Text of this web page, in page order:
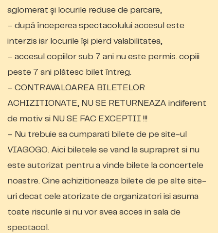
aglomerat și locurile reduse de parcare,
– după începerea spectacolului accesul este
interzis iar locurile își pierd valabilitatea,
– accesul copiilor sub 7 ani nu este permis. copiii
peste 7 ani plătesc bilet întreg.
– CONTRAVALOAREA BILETELOR
ACHIZITIONATE, NU SE RETURNEAZA indiferent
de motiv si NU SE FAC EXCEPTII !!!
– Nu trebuie sa cumparati bilete de pe site-ul
VIAGOGO. Aici biletele se vand la suprapret si nu
este autorizat pentru a vinde bilete la concertele
noastre. Cine achizitioneaza bilete de pe alte site-
uri decat cele atorizate de organizatori isi asuma
toate riscurile si nu vor avea acces in sala de
spectacol.